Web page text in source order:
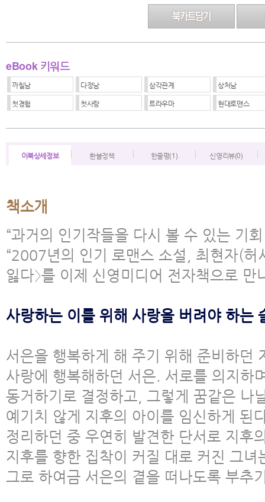
eBook 키워드
까칠남 다정남 삼각관계
상처남
첫경험
첫사랑 트라우마 현대로맨스
이북상세정보 환불정책 한줄평(1) 신영리뷰(0)
책소개
“과거의 인기작들을 다시 볼 수 있는 기
“2007년의 인기 로맨스 소설, 최현자(허
잃다〉를 이제 신영미디어 전자책으로 만
사랑하는 이를 위해 사랑을 버려야 하는
서은을 행복하게 해 주기 위해 준비하던
사랑에 행복해하던 서은. 서로를 의지하
동거하기로 결정하고, 그렇게 꿈같은 나
예기치 않게 지후의 아이를 임신하게 된
정리하던 중 우연히 발견한 단서로 지후
지후를 향한 집착이 커질 대로 커진 그녀
그로 하여금 서은의 곁을 떠나도록 부추